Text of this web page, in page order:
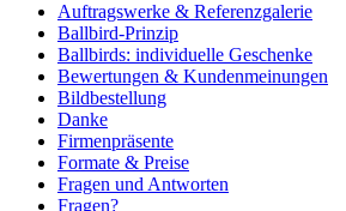
Auftragswerke & Referenzgalerie
Ballbird-Prinzip
Ballbirds: individuelle Geschenke
Bewertungen & Kundenmeinungen
Bildbestellung
Danke
Firmenpräsente
Formate & Preise
Fragen und Antworten
Fragen?